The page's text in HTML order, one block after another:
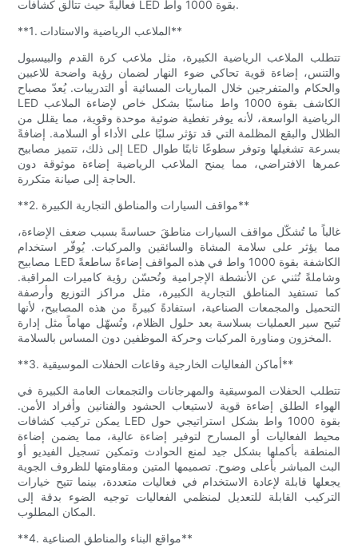
فعاليةً حيث تتألق كشافات LED بقوة 1000 واط.
**1. الملاعب الرياضية والاستادات**
تتطلب الملاعب الرياضية الكبيرة، مثل ملاعب كرة القدم والبيسبول
والتنس، إضاءة قوية تحاكي ضوء النهار لضمان رؤية واضحة للاعبين
والحكام والمتفرجين خلال المباريات المسائية أو التدريبات. يُعدّ مصباح
LED الكاشف بقوة 1000 واط مناسبًا بشكل خاص لإضاءة الملاعب
الرياضية الواسعة، لأنه يوفر تغطية ضوئية موحدة وقوية، مما يقلل من
الظلال والبقع المظلمة التي قد تؤثر سلبًا على الأداء أو السلامة. إضافةً
إلى ذلك، تتميز مصابيح LED بسرعة تشغيلها وتوفر سطوعًا ثابتًا طوال
عمرها الافتراضي، مما يمنح الملاعب الرياضية إضاءة موثوقة دون
الحاجة إلى صيانة متكررة.
**2. مواقف السيارات والمناطق التجارية الكبيرة**
غالباً ما تُشكّل مواقف السيارات مناطقَ حساسةً بسبب ضعف الإضاءة،
مما يؤثر على سلامة المشاة والسائقين والمركبات. يُوفّر استخدام
مصابيح LED الكاشفة بقوة 1000 واط في هذه المواقف إضاءةً ساطعةً
وشاملةً تُثني عن الأنشطة الإجرامية وتُحسّن رؤية كاميرات المراقبة.
كما تستفيد المناطق التجارية الكبيرة، مثل مراكز التوزيع وأرصفة
التحميل والمجمعات الصناعية، استفادةً كبيرةً من هذه المصابيح، لأنها
تُتيح سير العمليات بسلاسة بعد حلول الظلام، وتُسهّل مهاماً مثل إدارة
المخزون ومناورة المركبات وحركة الموظفين دون المساس بالسلامة.
**3. أماكن الفعاليات الخارجية وقاعات الحفلات الموسيقية**
تتطلب الحفلات الموسيقية والمهرجانات والتجمعات العامة الكبيرة في
الهواء الطلق إضاءة قوية لاستيعاب الحشود والفنانين وأفراد الأمن.
يمكن تركيب كشافات LED بقوة 1000 واط بشكل استراتيجي حول
محيط الفعاليات أو المسارح لتوفير إضاءة عالية، مما يضمن إضاءة
المنطقة بأكملها بشكل جيد لمنع الحوادث وتمكين تسجيل الفيديو أو
البث المباشر بأعلى وضوح. تصميمها المتين ومقاومتها للظروف الجوية
يجعلها قابلة لإعادة الاستخدام في فعاليات متعددة، بينما تتيح خيارات
التركيب القابلة للتعديل لمنظمي الفعاليات توجيه الضوء بدقة إلى
المكان المطلوب.
**4. مواقع البناء والمناطق الصناعية**